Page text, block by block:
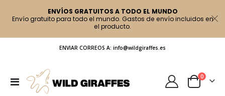
ENVÍOS GRATUITOS A TODO EL MUNDO
Envío gratuito para todo el mundo. Gastos de envío incluidos en
el producto.
ENVIAR CORREOS A: info@wildgiraffes.es
Toggle
Nav
Cart
0artículos